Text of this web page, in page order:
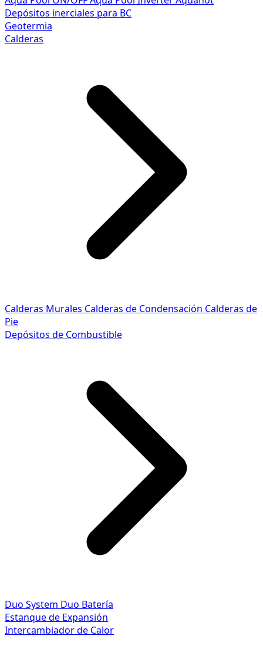
Depósitos inerciales para BC
Geotermia
Calderas
Calderas Murales Calderas de Condensación Calderas de
Pie
Depósitos de Combustible
Duo System Duo Batería
Estanque de Expansión
Intercambiador de Calor